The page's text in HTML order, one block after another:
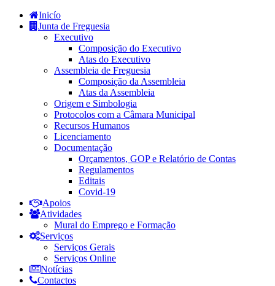
Inicío
Junta de Freguesia
Executivo
Composição do Executivo
Atas do Executivo
Assembleia de Freguesia
Composição da Assembleia
Atas da Assembleia
Origem e Simbologia
Protocolos com a Câmara Municipal
Recursos Humanos
Licenciamento
Documentação
Orçamentos, GOP e Relatório de Contas
Regulamentos
Editais
Covid-19
Apoios
Atividades
Mural do Emprego e Formação
Serviços
Serviços Gerais
Serviços Online
Notícias
Contactos